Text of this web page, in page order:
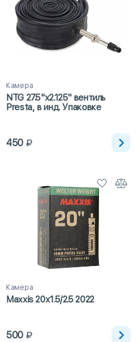
Камера
NTG 27.5"x2.125" вентиль
Presta, в инд. Упаковке
450
Камера
Maxxis 20x1.5/2.5 2022
500